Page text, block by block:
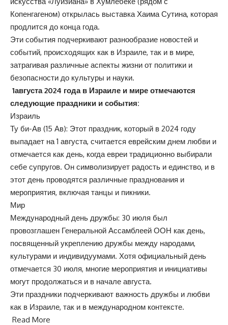
Копенгагеном) открылась выставка Хаима Сутина, которая
продлится до конца года.
Эти события подчеркивают разнообразие новостей и
событий, происходящих как в Израиле, так и в мире,
затрагивая различные аспекты жизни от политики и
безопасности до культуры и науки.
1августа 2024 года в Израиле и мире отмечаются
следующие праздники и события:
Израиль
Ту би-Ав (15 Ав): Этот праздник, который в 2024 году
выпадает на 1 августа, считается еврейским днем любви и
отмечается как день, когда евреи традиционно выбирали
себе супругов. Он символизирует радость и единство, и в
этот день проводятся различные празднования и
мероприятия, включая танцы и пикники.
Мир
Международный день дружбы: 30 июля был
провозглашен Генеральной Ассамблеей ООН как день,
посвященный укреплению дружбы между народами,
культурами и индивидуумами. Хотя официальный день
отмечается 30 июля, многие мероприятия и инициативы
могут продолжаться и в начале августа.
Эти праздники подчеркивают важность дружбы и любви
как в Израиле, так и в международном контексте.
Read More